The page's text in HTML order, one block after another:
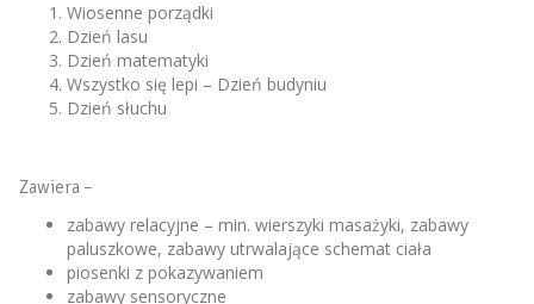
Wiosenne porządki
Dzień lasu
Dzień matematyki
Wszystko się lepi – Dzień budyniu
Dzień słuchu
Zawiera –
zabawy relacyjne – min. wierszyki masażyki, zabawy
paluszkowe, zabawy utrwalające schemat ciała
piosenki z pokazywaniem
zabawy sensoryczne